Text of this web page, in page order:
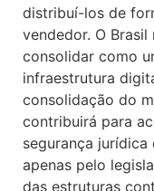
distribuí-los de
vendedor. O
consolidar como
infraestrutura
consolidação do
contribuirá para
segurança
apenas pelo
das estruturas